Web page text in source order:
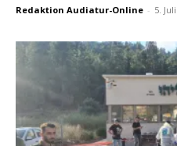
Redaktion Audiatur-Online - 5.